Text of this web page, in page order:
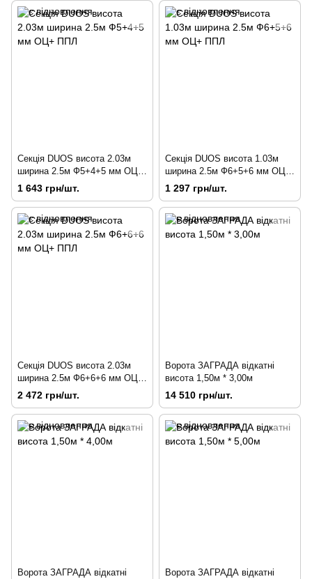
Секція DUOS висота 2.03м
ширина 2.5м Ф5+4+5 мм ОЦ+
ППЛ
1 643 грн/шт.
Секція DUOS висота 1.03м
ширина 2.5м Ф6+5+6 мм ОЦ+
ППЛ
1 297 грн/шт.
Секція DUOS висота 2.03м
ширина 2.5м Ф6+6+6 мм ОЦ+
ППЛ
2 472 грн/шт.
Ворота ЗАГРАДА відкатні
висота 1,50м * 3,00м
14 510 грн/шт.
Ворота ЗАГРАДА відкатні
Ворота ЗАГРАДА відкатні